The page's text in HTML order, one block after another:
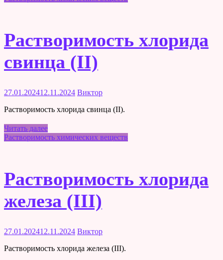
Растворимость хлорида
свинца (II)
27.01.202412.11.2024 Виктор
Растворимость хлорида свинца (II).
Читать далее
Растворимость химических веществ
Растворимость хлорида
железа (III)
27.01.202412.11.2024 Виктор
Растворимость хлорида железа (III).